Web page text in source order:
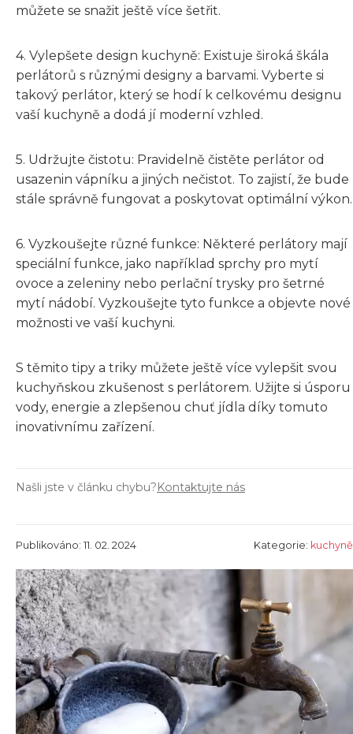
můžete se snažit ještě více šetřit.
4. Vylepšete design kuchyně: Existuje široká škála
perlátorů s různými designy a barvami. Vyberte si
takový perlátor, který se hodí k celkovému designu
vaší kuchyně a dodá jí moderní vzhled.
5. Udržujte čistotu: Pravidelně čistěte perlátor od
usazenin vápníku a jiných nečistot. To zajistí, že bude
stále správně fungovat a poskytovat optimální výkon.
6. Vyzkoušejte různé funkce: Některé perlátory mají
speciální funkce, jako například sprchy pro mytí
ovoce a zeleniny nebo perlační trysky pro šetrné
mytí nádobí. Vyzkoušejte tyto funkce a objevte nové
možnosti ve vaší kuchyni.
S těmito tipy a triky můžete ještě více vylepšit svou
kuchyňskou zkušenost s perlátorem. Užijte si úsporu
vody, energie a zlepšenou chuť jídla díky tomuto
inovativnímu zařízení.
Našli jste v článku chybu?Kontaktujte nás
Publikováno: 11. 02. 2024 Kategorie: kuchyně